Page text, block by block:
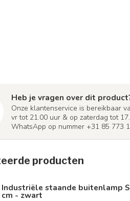
Heb je vragen over dit
Onze klantenservice is bereikbaar
vr tot 21.00 uur & op zaterdag tot
WhatsApp op nummer +31 85 773
producten
Industriële staande buitenlamp
cm - zwart